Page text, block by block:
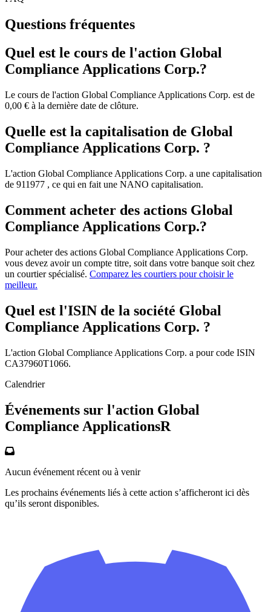
Questions fréquentes
Quel est le cours de l'action Global
Compliance Applications Corp.?
Le cours de l'action Global Compliance Applications Corp. est de
0,00 € à la dernière date de clôture.
Quelle est la capitalisation de Global
Compliance Applications Corp. ?
L'action Global Compliance Applications Corp. a une capitalisation
de 911977 , ce qui en fait une NANO capitalisation.
Comment acheter des actions Global
Compliance Applications Corp.?
Pour acheter des actions Global Compliance Applications Corp.
vous devez avoir un compte titre, soit dans votre banque soit chez
un courtier spécialisé. Comparez les courtiers pour choisir le
meilleur.
Quel est l'ISIN de la société Global
Compliance Applications Corp. ?
L'action Global Compliance Applications Corp. a pour code ISIN
CA37960T1066.
Calendrier
Événements sur l'action Global
Compliance ApplicationsR
Aucun événement récent ou à venir
Les prochains événements liés à cette action s’afficheront ici dès
qu’ils seront disponibles.